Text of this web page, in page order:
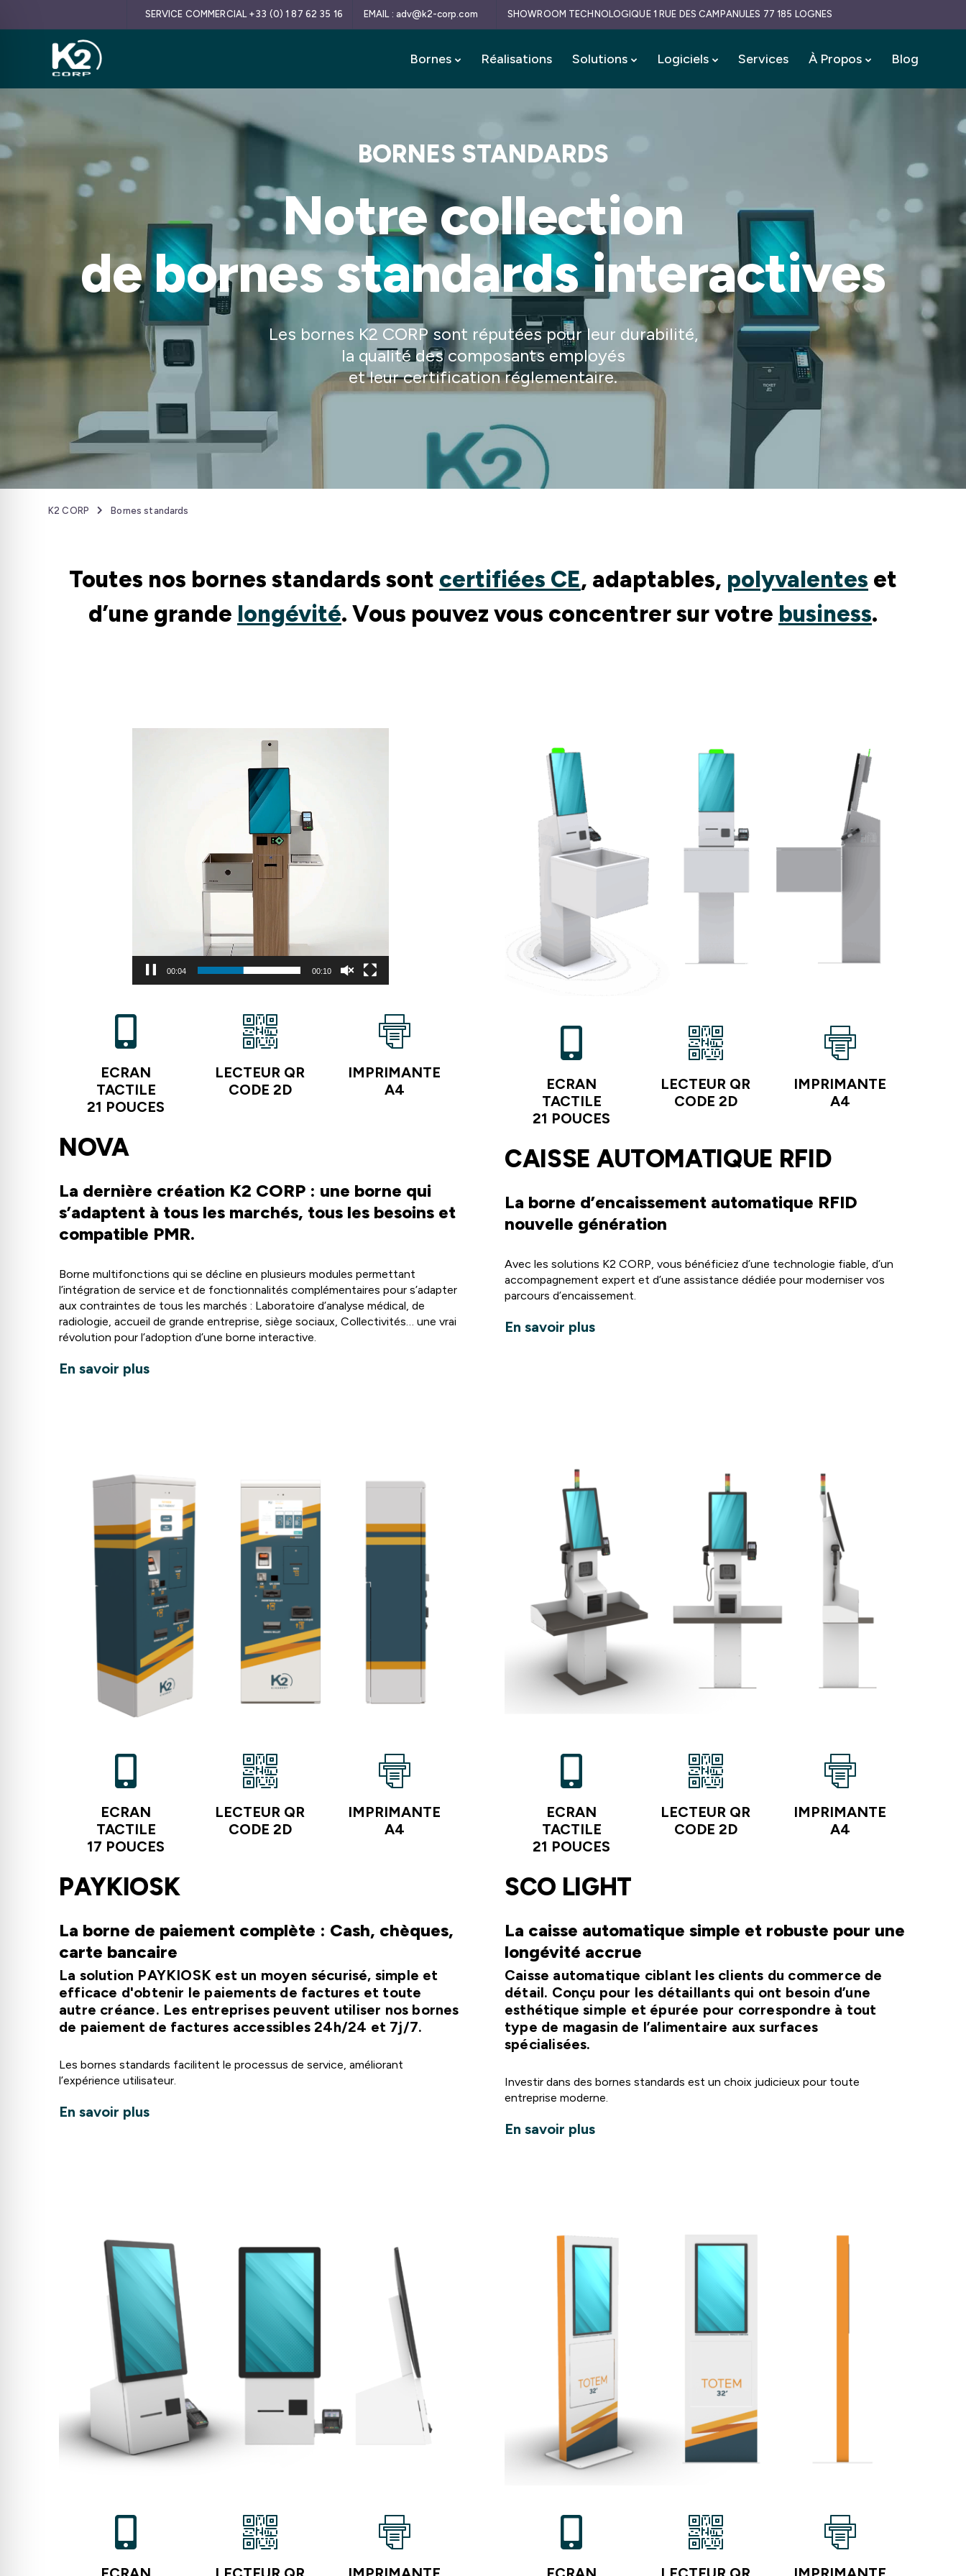
SERVICE COMMERCIAL +33 (0) 1 87 62 35 16 EMAIL : adv@k2-corp.com SHOWROOM TECHNOLOGIQUE 1 RUE DES CAMPANULES 77 185 LOGNES
Bornes Réalisations Solutions Logiciels Services À Propos Blog
BORNES STANDARDS
Notre collection
de bornes standards interactives
Les bornes K2 CORP sont réputées pour leur durabilité,
la qualité des composants employés
et leur certification réglementaire.
K2 CORP Bornes standards
Toutes nos bornes standards sont certifiées CE, adaptables, polyvalentes et
d’une grande longévité. Vous pouvez vous concentrer sur votre business.
vidéo
00:05 00:10
ECRAN
TACTILE
21 POUCES
LECTEUR QR
CODE 2D
IMPRIMANTE
A4
NOVA
La dernière création K2 CORP : une borne qui
s’adaptent à tous les marchés, tous les besoins et
compatible PMR.
Borne multifonctions qui se décline en plusieurs modules permettant
l’intégration de service et de fonctionnalités complémentaires pour s’adapter
aux contraintes de tous les marchés : Laboratoire d’analyse médical, de
radiologie, accueil de grande entreprise, siège sociaux, Collectivités… une vrai
révolution pour l’adoption d’une borne interactive.
En savoir plus
ECRAN
TACTILE
21 POUCES
LECTEUR QR
CODE 2D
IMPRIMANTE
A4
CAISSE AUTOMATIQUE RFID
La borne d’encaissement automatique RFID
nouvelle génération
Avec les solutions K2 CORP, vous bénéficiez d’une technologie fiable, d’un
accompagnement expert et d’une assistance dédiée pour moderniser vos
parcours d’encaissement.
En savoir plus
ECRAN
TACTILE
17 POUCES
LECTEUR QR
CODE 2D
IMPRIMANTE
A4
PAYKIOSK
La borne de paiement complète : Cash, chèques,
carte bancaire
La solution PAYKIOSK est un moyen sécurisé, simple et
efficace d'obtenir le paiements de factures et toute
autre créance. Les entreprises peuvent utiliser nos bornes
de paiement de factures accessibles 24h/24 et 7j/7.
Les bornes standards facilitent le processus de service, améliorant
l’expérience utilisateur.
En savoir plus
ECRAN
TACTILE
21 POUCES
LECTEUR QR
CODE 2D
IMPRIMANTE
A4
SCO LIGHT
La caisse automatique simple et robuste pour une
longévité accrue
Caisse automatique ciblant les clients du commerce de
détail. Conçu pour les détaillants qui ont besoin d’une
esthétique simple et épurée pour correspondre à tout
type de magasin de l’alimentaire aux surfaces
spécialisées.
Investir dans des bornes standards est un choix judicieux pour toute
entreprise moderne.
En savoir plus